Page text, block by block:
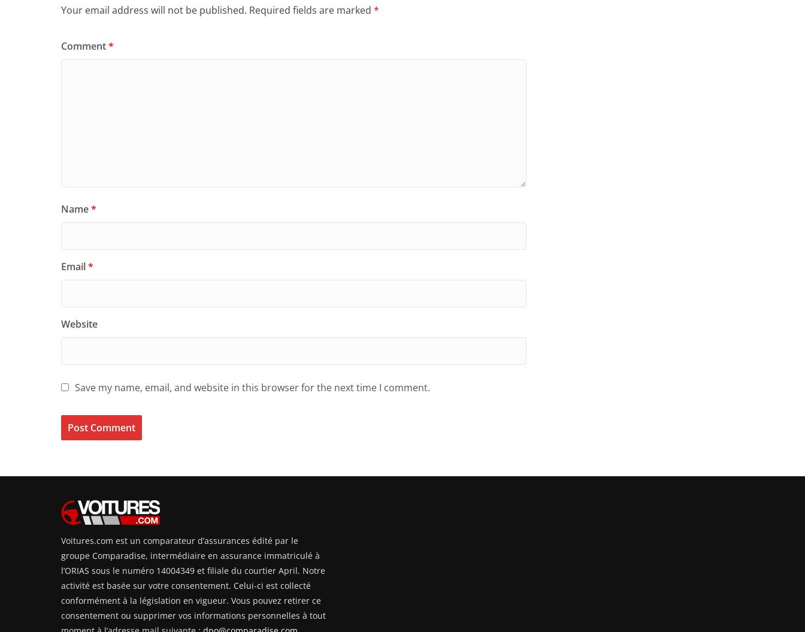
Your email address will not be published. Required fields are marked *
Comment*
Name*
Email*
Website
Save my name, email, and website in this browser for the next time I comment.
Voitures.com est un comparateur d’assurances édité par le
groupe Comparadise, intermédiaire en assurance immatriculé à
l’ORIAS sous le numéro 14004349 et filiale du courtier April. Notre
activité est basée sur votre consentement. Celui-ci est collecté
conformément à la législation en vigueur. Vous pouvez retirer ce
consentement ou supprimer vos informations personnelles à tout